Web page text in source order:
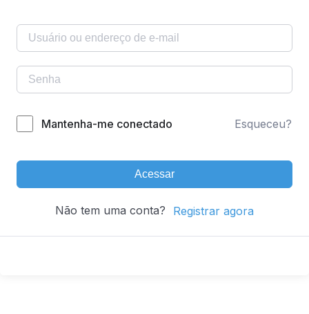
Mantenha-me conectado Esqueceu?
Acessar
Não tem uma conta? Registrar agora